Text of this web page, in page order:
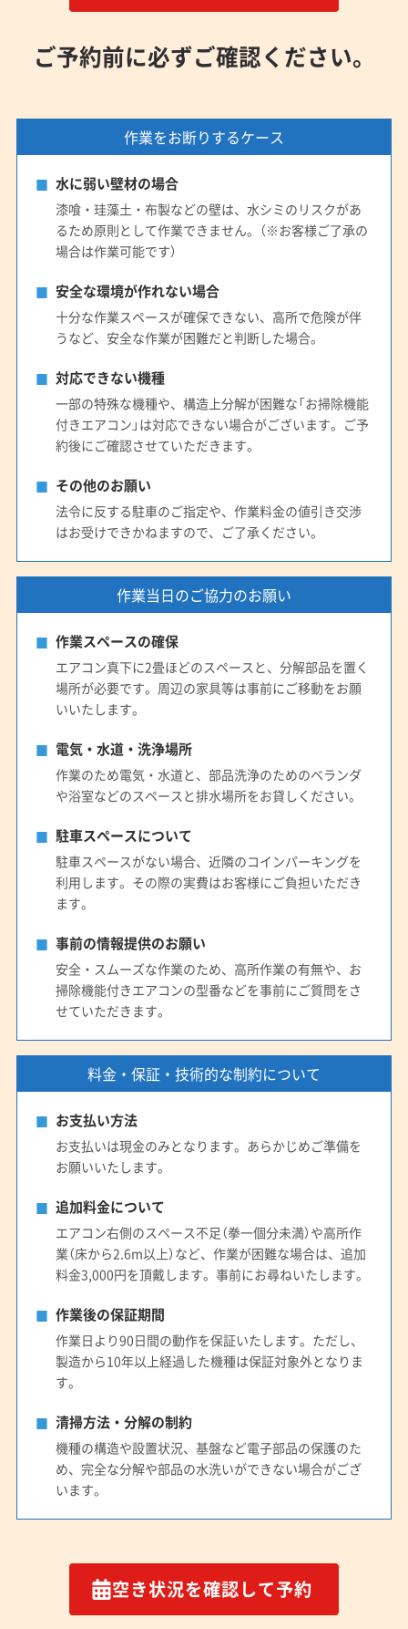
ご予約前に必ずご確認ください。
作業をお断りするケース
水に弱い壁材の場合
漆喰・珪藻土・布製などの壁は、水シミのリスクがあ
るため原則として作業できません。（※お客様ご了承の
場合は作業可能です）
安全な環境が作れない場合
十分な作業スペースが確保できない、高所で危険が伴
うなど、安全な作業が困難だと判断した場合。
対応できない機種
一部の特殊な機種や、構造上分解が困難な「お掃除機能
付きエアコン」は対応できない場合がございます。ご予
約後にご確認させていただきます。
その他のお願い
法令に反する駐車のご指定や、作業料金の値引き交渉
はお受けできかねますので、ご了承ください。
作業当日のご協力のお願い
作業スペースの確保
エアコン真下に2畳ほどのスペースと、分解部品を置く
場所が必要です。周辺の家具等は事前にご移動をお願
いいたします。
電気・水道・洗浄場所
作業のため電気・水道と、部品洗浄のためのベランダ
や浴室などのスペースと排水場所をお貸しください。
駐車スペースについて
駐車スペースがない場合、近隣のコインパーキングを
利用します。その際の実費はお客様にご負担いただき
ます。
事前の情報提供のお願い
安全・スムーズな作業のため、高所作業の有無や、お
掃除機能付きエアコンの型番などを事前にご質問をさ
せていただきます。
料金・保証・技術的な制約について
お支払い方法
お支払いは現金のみとなります。あらかじめご準備を
お願いいたします。
追加料金について
エアコン右側のスペース不足（拳一個分未満）や高所作
業（床から2.6m以上）など、作業が困難な場合は、追加
料金3,000円を頂戴します。事前にお尋ねいたします。
作業後の保証期間
作業日より90日間の動作を保証いたします。ただし、
製造から10年以上経過した機種は保証対象外となりま
す。
清掃方法・分解の制約
機種の構造や設置状況、基盤など電子部品の保護のた
め、完全な分解や部品の水洗いができない場合がござ
います。
空き状況を確認して予約